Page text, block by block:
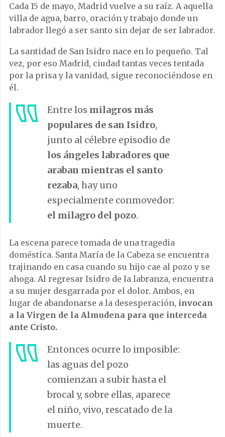
Cada 15 de mayo, Madrid vuelve a su raíz. A aquella
villa de agua, barro, oración y trabajo donde un
labrador llegó a ser santo sin dejar de ser labrador.
La santidad de San Isidro nace en lo pequeño. Tal
vez, por eso Madrid, ciudad tantas veces tentada
por la prisa y la vanidad, sigue reconociéndose en
él.
Entre los milagros más
populares de san Isidro,
junto al célebre episodio de
los ángeles labradores que
araban mientras el santo
rezaba, hay uno
especialmente conmovedor:
el milagro del pozo.
La escena parece tomada de una tragedia
doméstica. Santa María de la Cabeza se encuentra
trajinando en casa cuando su hijo cae al pozo y se
ahoga. Al regresar Isidro de la labranza, encuentra
a su mujer desgarrada por el dolor. Ambos, en
lugar de abandonarse a la desesperación, invocan
a la Virgen de la Almudena para que interceda
ante Cristo.
Entonces ocurre lo imposible:
las aguas del pozo
comienzan a subir hasta el
brocal y, sobre ellas, aparece
el niño, vivo, rescatado de la
muerte.